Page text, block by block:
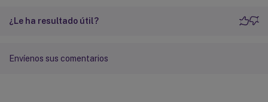
¿Le ha resultado útil?
Envíenos sus comentarios